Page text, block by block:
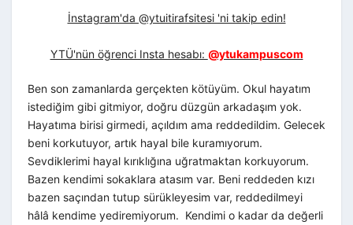
İnstagram'da @ytuitirafsitesi 'ni takip edin!
YTÜ'nün öğrenci Insta hesabı: @ytukampuscom
Ben son zamanlarda gerçekten kötüyüm. Okul hayatım
istediğim gibi gitmiyor, doğru düzgün arkadaşım yok.
Hayatıma birisi girmedi, açıldım ama reddedildim. Gelecek
beni korkutuyor, artık hayal bile kuramıyorum.
Sevdiklerimi hayal kırıklığına uğratmaktan korkuyorum.
Bazen kendimi sokaklara atasım var. Beni reddeden kızı
bazen saçından tutup sürükleyesim var, reddedilmeyi
hâlâ kendime yediremiyorum. Kendimi o kadar da değerli